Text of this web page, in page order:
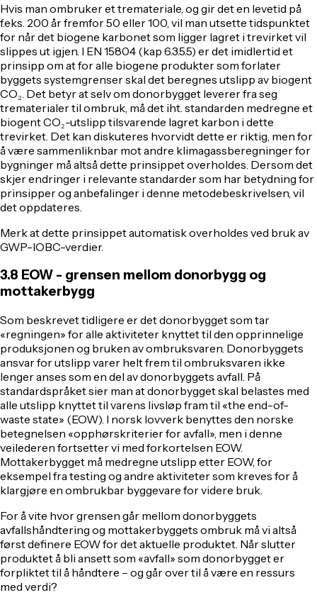
Hvis man ombruker et tremateriale, og gir det en levetid på
f.eks. 200 år fremfor 50 eller 100, vil man utsette tidspunktet
for når det biogene karbonet som ligger lagret i trevirket vil
slippes ut igjen. I EN 15804 (kap 6.3.5.5) er det imidlertid et
prinsipp om at for alle biogene produkter som forlater
byggets systemgrenser skal det beregnes utslipp av biogent
CO₂. Det betyr at selv om donorbygget leverer fra seg
trematerialer til ombruk, må det iht. standarden medregne et
biogent CO₂-utslipp tilsvarende lagret karbon i dette
trevirket. Det kan diskuteres hvorvidt dette er riktig, men for
å være sammenliknbar mot andre klimagassberegninger for
bygninger må altså dette prinsippet overholdes. Dersom det
skjer endringer i relevante standarder som har betydning for
prinsipper og anbefalinger i denne metodebeskrivelsen, vil
det oppdateres.
Merk at dette prinsippet automatisk overholdes ved bruk av
GWP-IOBC-verdier.
3.8 EOW - grensen mellom donorbygg og
mottakerbygg
Som beskrevet tidligere er det donorbygget som tar
«regningen» for alle aktiviteter knyttet til den opprinnelige
produksjonen og bruken av ombruksvaren. Donorbyggets
ansvar for utslipp varer helt frem til ombruksvaren ikke
lenger anses som en del av donorbyggets avfall. På
standardspråket sier man at donorbygget skal belastes med
alle utslipp knyttet til varens livsløp fram til «the end-of-
waste state» (EOW). I norsk lovverk benyttes den norske
betegnelsen «opphørskriterier for avfall», men i denne
veilederen fortsetter vi med forkortelsen EOW.
Mottakerbygget må medregne utslipp etter EOW, for
eksempel fra testing og andre aktiviteter som kreves for å
klargjøre en ombrukbar byggevare for videre bruk.
For å vite hvor grensen går mellom donorbyggets
avfallshåndtering og mottakerbyggets ombruk må vi altså
først definere EOW for det aktuelle produktet. Når slutter
produktet å bli ansett som «avfall» som donorbygget er
forpliktet til å håndtere – og går over til å være en ressurs
med verdi?